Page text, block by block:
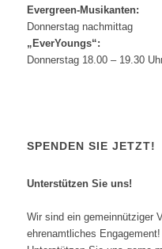
Evergreen-Musikanten:
Donnerstag nachmittag
„EverYoungs“:
Donnerstag 18.00 – 19.30
SPENDEN SIE JETZT!
Unterstützen Sie uns!
Wir sind ein gemeinnütziger
ehrenamtliches Engagement!